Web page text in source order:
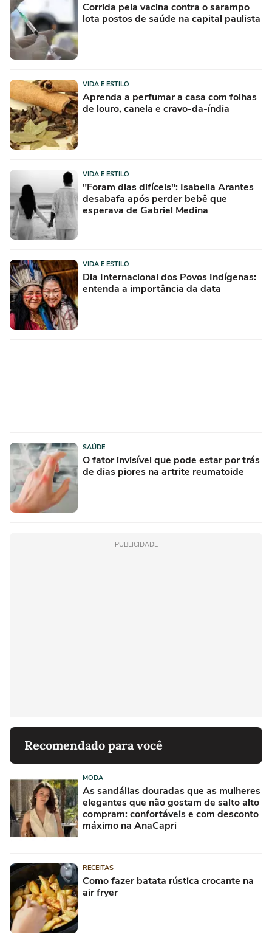
Corrida pela vacina contra o sarampo
lota postos de saúde na capital paulista
VIDA E ESTILO
Aprenda a perfumar a casa com folhas
de louro, canela e cravo-da-índia
VIDA E ESTILO
"Foram dias difíceis": Isabella Arantes
desabafa após perder bebê que
esperava de Gabriel Medina
VIDA E ESTILO
Dia Internacional dos Povos Indígenas:
entenda a importância da data
SAÚDE
O fator invisível que pode estar por trás
de dias piores na artrite reumatoide
PUBLICIDADE
Recomendado para você
MODA
As sandálias douradas que as mulheres
elegantes que não gostam de salto alto
compram: confortáveis e com desconto
máximo na AnaCapri
RECEITAS
Como fazer batata rústica crocante na
air fryer